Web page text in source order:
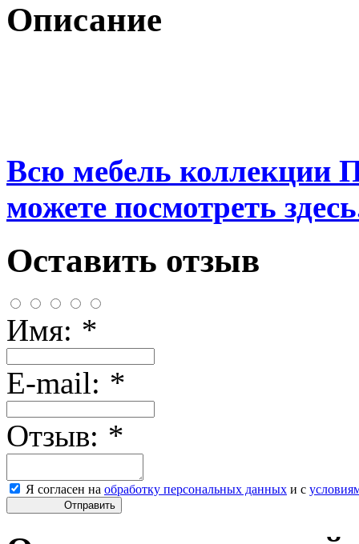
Описание
Всю мебель коллекции
можете посмотреть
Оставить отзыв
Имя: *
E-mail: *
Отзыв: *
Я согласен на обработку персональных данных и с
Отправить